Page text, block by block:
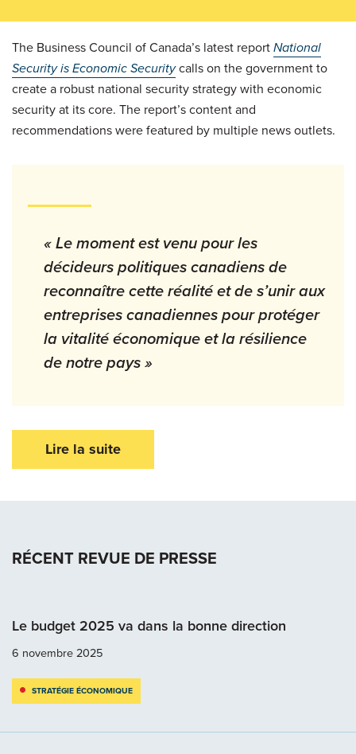
The Business Council of Canada’s latest reportNational
Security is Economic Securitycalls on the government to
create a robust national security strategy with economic
security at its core. The report’s content and
recommendations were featured by multiple news outlets.
« Le moment est venu pour les
décideurs politiques canadiens de
reconnaître cette réalité et de s’unir aux
entreprises canadiennes pour protéger
la vitalité économique et la résilience
de notre pays »
Lire la suite
RÉCENT REVUE DE PRESSE
Le budget 2025 va dans la bonne direction
6 novembre 2025
STRATÉGIE ÉCONOMIQUE